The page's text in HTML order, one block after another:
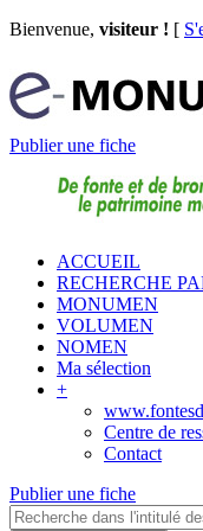
Bienvenue, visiteur ! [
Publier une fiche
ACCUEIL
RECHERCHE
MONUMEN
VOLUMEN
NOMEN
Ma sélection
+
Centre de
Contact
Publier une fiche